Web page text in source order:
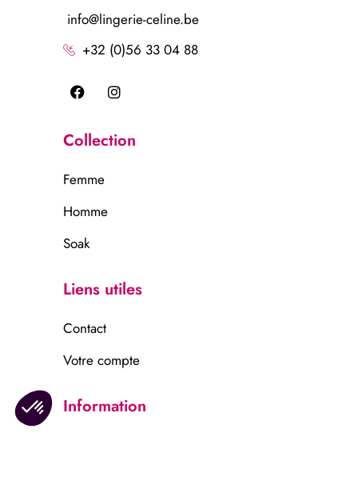
info@lingerie-celine.be
+32 (0)56 33 04 88
Collection
Femme
Homme
Soak
Liens utiles
Contact
Votre compte
Information